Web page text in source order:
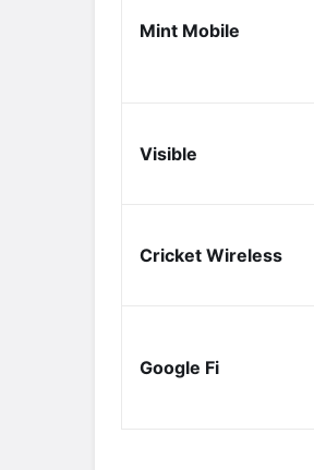
Mint Mobile
Visible
Cricket Wireless
Google Fi